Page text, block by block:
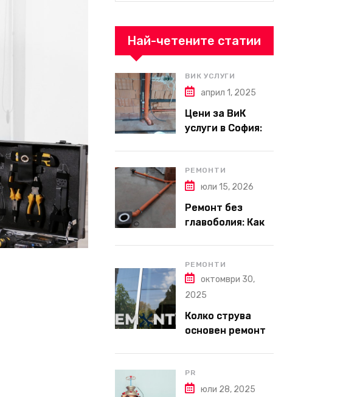
Най-четените статии
ВИК УСЛУГИ
април 1, 2025
Цени за ВиК
услуги в София:
2025 г.?
РЕМОНТИ
юли 15, 2026
Ремонт без
главоболия: Как
за вътрешни
ремонти във
Варна
РЕМОНТИ
октомври 30,
2025
Колко струва
основен ремонт
пълен наръчник
за планиране и
PR
юли 28, 2025